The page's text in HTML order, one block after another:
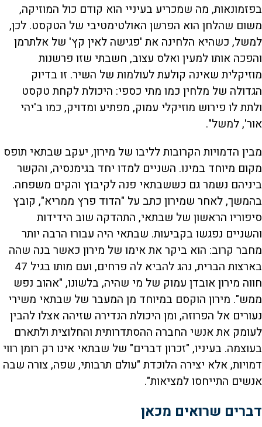
בפזמונאות, מה שמכריע בעיניי הוא קודם כול המוזיקה,
משום שהלחן הוא הפרשן האולטימטיבי של הטקסט. לכן,
למשל, כשהיא הלחינה את 'פגישה לאין קץ' של אלתרמן
והפכה אותו למעין ואלס עצוב, חשבתי שזו פרשנות
מוזיקלית שאינה קולעת לעולמות של השיר. זו בדיוק
הגדולה של מלחין כמו מתי כספי: היכולת לקחת טקסט
ולתת לו פירוש מוזיקלי עמוק, מפתיע ומדויק, כמו ב'יהי
אור', למשל".
מבין הדמויות הקרובות לליבו של מירון, יעקב שבתאי תופס
מקום מיוחד במינו. השניים למדו יחד בגימנסיה, והקשר
ביניהם נשמר גם כששבתאי פנה לקיבוץ והקים משפחה.
בהמשך, לאחר שמירון כתב על "הדוד פרץ ממריא", קובץ
סיפוריו הראשון של שבתאי, התהדקה שוב הידידות
והשניים נפגשו בקביעות. שבתאי היה עבורו הרבה יותר
מחבר קרוב: הוא ביקר את אימו של מירון כאשר בנה שהה
בארצות הברית, נהג להביא לה פרחים, ועם מותו בגיל 47
חווה מירון אובדן עמוק של מי שהיה, בלשונו, "אהוב נפש
ממש". מירון הוקסם במיוחד מן המעבר של שבתאי משירי
נעורים אל הפרוזה, ומן היכולת הנדירה שזיהה אצלו להבין
לעומק את אנשי החברה ההסתדרותית והחלוצית ולתארם
בעוצמה. בעיניו, "זכרון דברים" של שבתאי אינו רק רומן רווי
דמויות, אלא יצירה הלוכדת "עולם תרבותי, שפה, צורה שבה
אנשים התייחסו למציאות".
דברים שרואים מכאן